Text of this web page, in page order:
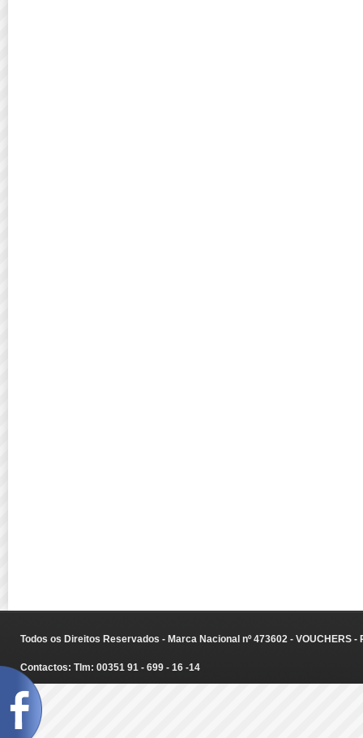
Todos os Direitos Reservados - Marca Nacional nº 473602 - VOUCHERS
Contactos: Tlm: 00351 91 - 699 - 16 -14